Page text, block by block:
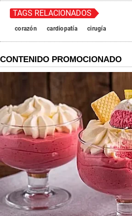
TAGS RELACIONADOS
corazón cardiopatía cirugía